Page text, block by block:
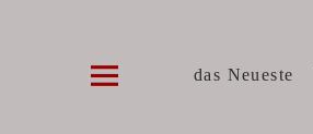
das Neueste